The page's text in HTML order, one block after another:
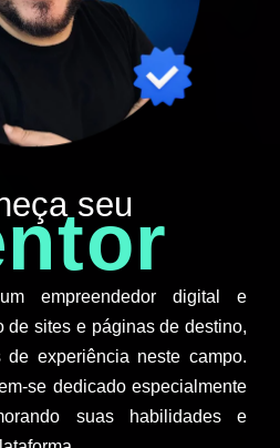
seu
empreendedor digital e
de sites e páginas de destino,
experiência neste campo.
se dedicado especialmente
suas habilidades e